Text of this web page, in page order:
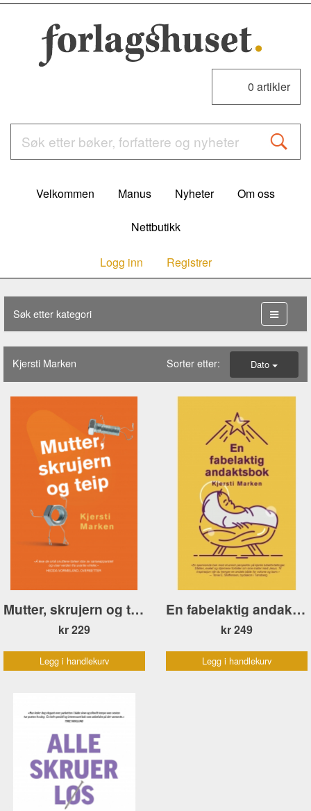
0 artikler
Velkommen Manus Nyheter Om oss
Nettbutikk
Logg inn Registrer
Søk etter kategori
Kjersti Marken Sorter etter: Dato
Mutter, skrujern og teip
kr 229
Legg i handlekurv
En fabelaktig andaktsbok
kr 249
Legg i handlekurv